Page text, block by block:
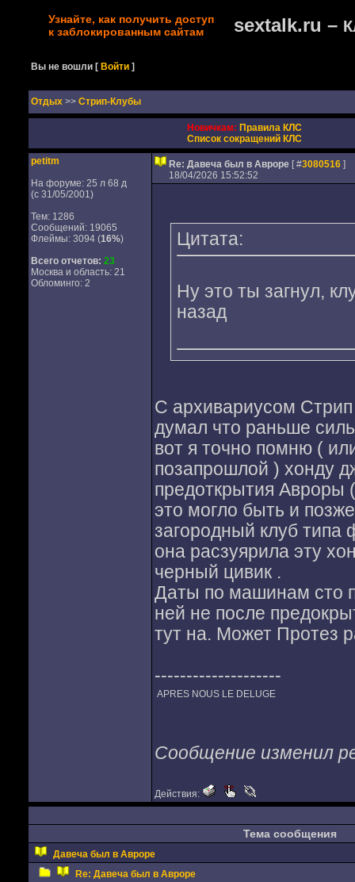
Узнайте, как получить доступ
к заблокированным сайтам
sextalk.ru –
Вы не вошли [Войти ]
Oтдых >> Стрип-Клубы
Новичкам: Правила КЛС
Список сокращений КЛС
petitm
На форуме: 25 л 68 д
(с 31/05/2001)
Тем: 1286
Сообщений: 19065
Флеймы: 3094 (16%)
Всего отчетов: 23
Москва и область: 21
Обломинго: 2
Re: Давеча был в Авроре [ #3080516]
18/04/2026 15:52:52
Цитата:
Ну это ты загнул,
назад
С архивариусом
думал что раньше
вот я точно помню (
позапрошлой ) хонду
предоткрытия Авроры
это могло быть и
загородный клуб типа
она расзуярила эту
черный цивик .
Даты по машинам сто
ней не после
тут на. Может Протез
--------------------
APRES NOUS LE DELUGE
Сообщение изменил
Действия:
Тема сообщения
Давеча был в Авроре
Re: Давеча был в Авроре